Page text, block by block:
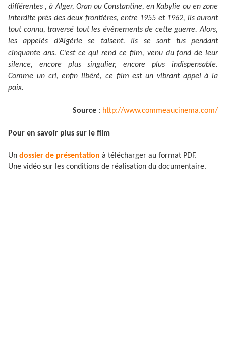
différentes , à Alger, Oran ou Constantine, en Kabylie ou en zone
interdite près des deux frontières, entre 1955 et 1962, ils auront
tout connu, traversé tout les évènements de cette guerre. Alors,
les appelés d’Algérie se taisent. Ils se sont tus pendant
cinquante ans. C’est ce qui rend ce film, venu du fond de leur
silence, encore plus singulier, encore plus indispensable.
Comme un cri, enfin libéré, ce film est un vibrant appel à la
paix.
Source : http://www.commeaucinema.com/
Pour en savoir plus sur le film
Un dossier de présentation à télécharger au format PDF.
Une vidéo sur les conditions de réalisation du documentaire.